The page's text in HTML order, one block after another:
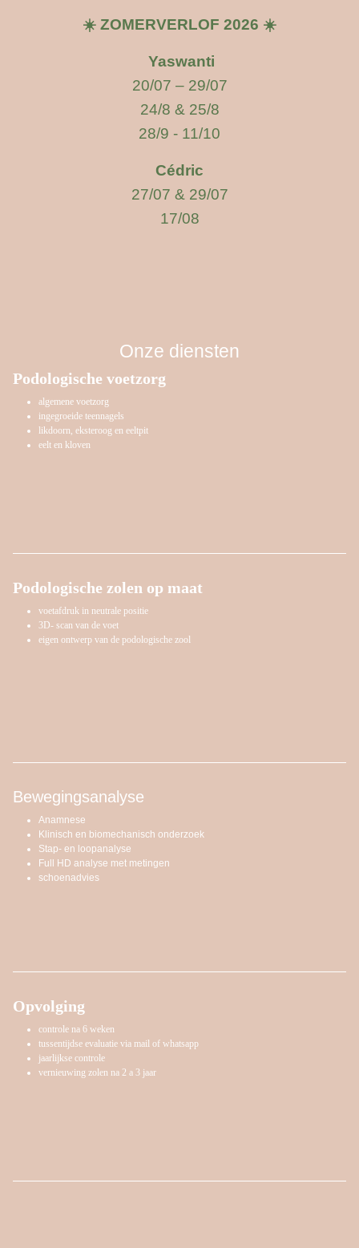
☀️ ZOMERVERLOF 2026 ☀️
Yaswanti
20/07 – 29/07
24/8 & 25/8
28/9 - 11/10
Cédric
27/07 & 29/07
17/08
Onze diensten
Podologische voetzorg
algemene voetzorg
ingegroeide teennagels
likdoorn, eksteroog en eeltpit
eelt en kloven
Podologische zolen op maat
voetafdruk in neutrale positie
3D- scan van de voet
eigen ontwerp van de podologische zool
Bewegingsanalyse
Anamnese
Klinisch en biomechanisch onderzoek
Stap- en loopanalyse
Full HD analyse met metingen
schoenadvies
Opvolging
controle na 6 weken
tussentijdse evaluatie via mail of whatsapp
jaarlijkse controle
vernieuwing zolen na 2 a 3 jaar